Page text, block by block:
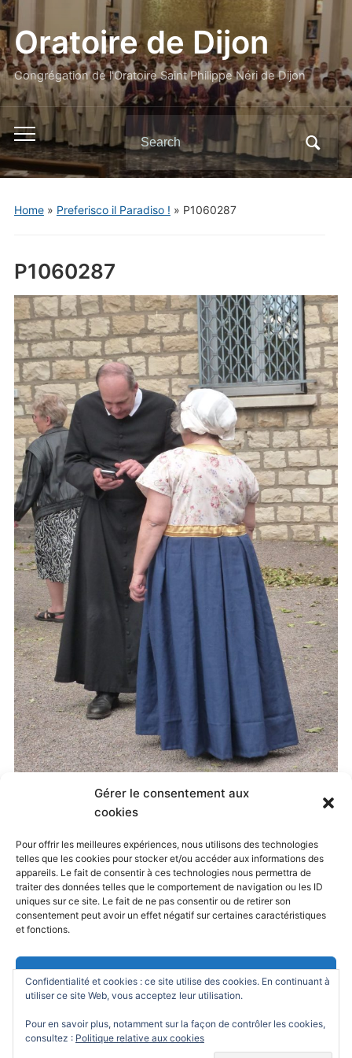
Gérer le consentement aux
cookies
Pour offrir les meilleures expériences, nous utilisons des technologies
telles que les cookies pour stocker et/ou accéder aux informations des
appareils. Le fait de consentir à ces technologies nous permettra de
traiter des données telles que le comportement de navigation ou les ID
uniques sur ce site. Le fait de ne pas consentir ou de retirer son
consentement peut avoir un effet négatif sur certaines caractéristiques
et fonctions.
Accepter
Voir les préférences
Oratoire de Dijon
Congrégation de l'Oratoire Saint Philippe Néri de Dijon
Toggle
mobile
menu
Search
for:
Home» Preferisco il Paradiso ! » P1060287
P1060287
27 mai 2019
Preferisco il Paradiso !. Both comments and
trackbacks are currently closed.
← Previous
Powered byWordPress/ Academica WordPress Theme by
Confidentialité et cookies : ce site utilise des cookies. En continuant à
utiliser ce site Web, vous acceptez leur utilisation.
Pour en savoir plus, notamment sur la façon de contrôler les cookies,
consultez : Politique relative aux cookies